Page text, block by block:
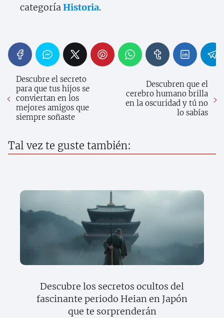
categoríaHistoria.
Descubre el secreto
para que tus hijos se
conviertan en los
mejores amigos que
siempre soñaste
Descubren que el
cerebro humano brilla
en la oscuridad y tú no
lo sabías
Tal vez te guste también:
Descubre los secretos ocultos del
fascinante periodo Heian en Japón
que te sorprenderán